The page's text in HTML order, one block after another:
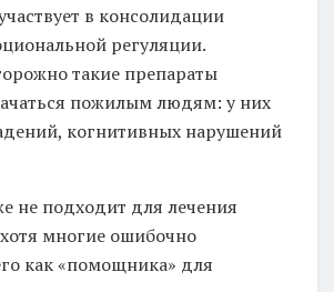
в консолидации
регуляции.
такие препараты
пожилым людям: у них
когнитивных нарушений
не подходит для лечения
многие ошибочно
как «помощника» для